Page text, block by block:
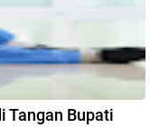
Tangan Bupati